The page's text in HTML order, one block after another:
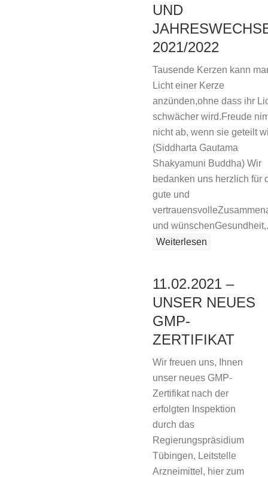
UND
2021/2022
Tausende Kerzen kann
Licht einer Kerze
anzünden,ohne dass ihr
schwächer wird.Freude
nicht ab, wenn sie geteilt
(Siddharta Gautama
Shakyamuni Buddha) Wir
bedanken uns herzlich für
gute und
und
Weiterlesen
11.02.2021 –
UNSER NEUES
GMP-
ZERTIFIKAT
Wir freuen uns, Ihnen
unser neues GMP-
Zertifikat nach der
erfolgten Inspektion
durch das
Regierungspräsidium
Tübingen, Leitstelle
Arzneimittel, hier zum